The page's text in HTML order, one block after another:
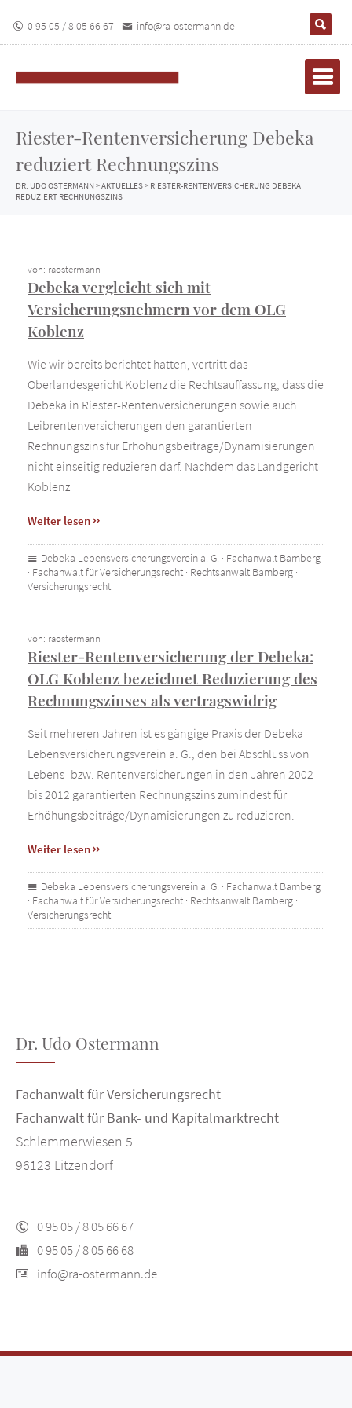
0 95 05 / 8 05 66 67 info@ra-ostermann.de
Riester-Rentenversicherung Debeka
reduziert Rechnungszins
DR. UDO OSTERMANN >AKTUELLES> RIESTER-RENTENVERSICHERUNG DEBEKA
REDUZIERT RECHNUNGSZINS
von: raostermann
Debeka vergleicht sich mit
Versicherungsnehmern vor dem OLG
Koblenz
Wie wir bereits berichtet hatten, vertritt das
Oberlandesgericht Koblenz die Rechtsauffassung, dass die
Debeka in Riester-Rentenversicherungen sowie auch
Leibrentenversicherungen den garantierten
Rechnungszins für Erhöhungsbeiträge/Dynamisierungen
nicht einseitig reduzieren darf. Nachdem das Landgericht
Koblenz
Weiter lesen
Debeka Lebensversicherungsverein a. G. · Fachanwalt Bamberg
· Fachanwalt für Versicherungsrecht · Rechtsanwalt Bamberg ·
Versicherungsrecht
von: raostermann
Riester-Rentenversicherung der Debeka:
OLG Koblenz bezeichnet Reduzierung des
Rechnungszinses als vertragswidrig
Seit mehreren Jahren ist es gängige Praxis der Debeka
Lebensversicherungsverein a. G., den bei Abschluss von
Lebens- bzw. Rentenversicherungen in den Jahren 2002
bis 2012 garantierten Rechnungszins zumindest für
Erhöhungsbeiträge/Dynamisierungen zu reduzieren.
Weiter lesen
Debeka Lebensversicherungsverein a. G. · Fachanwalt Bamberg
· Fachanwalt für Versicherungsrecht · Rechtsanwalt Bamberg ·
Versicherungsrecht
Dr. Udo Ostermann
Fachanwalt für Versicherungsrecht
Fachanwalt für Bank- und Kapitalmarktrecht
Schlemmerwiesen 5
96123 Litzendorf
0 95 05 / 8 05 66 67
0 95 05 / 8 05 66 68
info@ra-ostermann.de